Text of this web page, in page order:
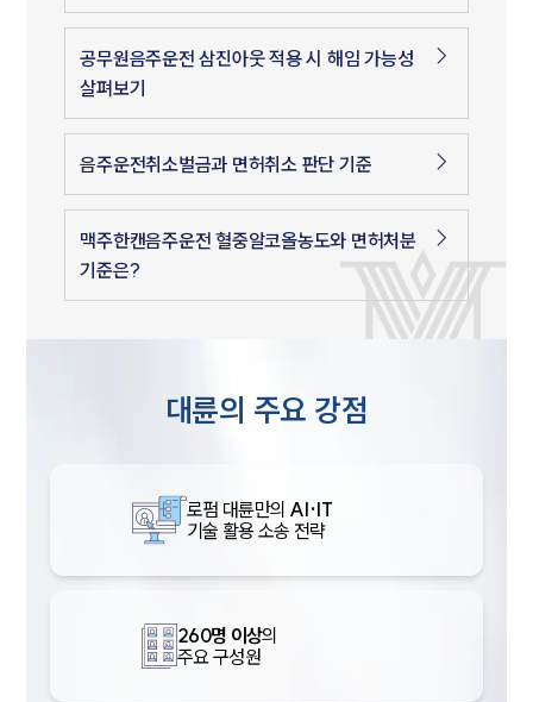
공무원음주운전 삼진아웃 적용 시 해임 가능성
살펴보기
음주운전취소벌금과 면허취소 판단 기준
맥주한캔음주운전 혈중알코올농도와 면허처분
기준은?
대륜의 주요 강점
로펌 대륜만의 AI·IT
기술 활용 소송 전략
260명 이상의
주요 구성원